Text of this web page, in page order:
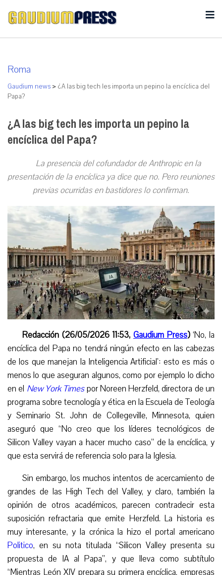
Roma
Gaudium news > ¿A las big tech les importa un pepino la encíclica del
Papa?
¿A las big tech les importa un pepino la
encíclica del Papa?
La presencia del cofundador de Anthropic en la
presentación de la encíclica ya dice que no. Pero reuniones
previas ocurridas en bastidores lo confirman.
Redacción (26/05/2026 11:53, Gaudium Press)‘No, la
encíclica del Papa no tendrá ningún efecto en las cabezas
de los que manejan la Inteligencia Artificial’: esto es más o
menos lo que aseguran algunos, como por ejemplo lo dicho
en el New York Timespor Noreen Herzfeld, directora de un
programa sobre tecnología y ética en la Escuela de Teología
y Seminario St. John de Collegeville, Minnesota, quien
aseguró que “No creo que los líderes tecnológicos de
Silicon Valley vayan a hacer mucho caso” de la encíclica, y
que esta servirá de referencia solo para la Iglesia.
Sin embargo, los muchos intentos de acercamiento de
grandes de las High Tech del Valley, y claro, también la
opinión de otros académicos, parecen contradecir esta
suposición refractaria que emite Herzfeld. La historia es
muy interesante, y la crónica la hizo el portal americano
Politico, en su nota titulada “Silicon Valley presenta su
propuesta de IA al Papa”, y que lleva como subtítulo
“Mientras León XIV prepara su primera encíclica, empresas